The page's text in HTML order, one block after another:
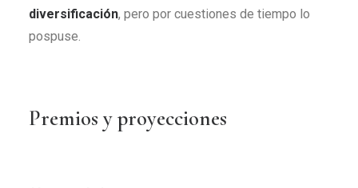
diversificación, pero por cuestiones de tiempo lo
pospuse.
Premios y proyecciones